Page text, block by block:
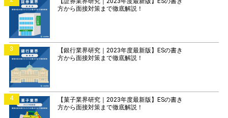
方から面接対策まで徹底解説！
3
【銀行業界研究｜2023年度最新版】ESの書き
方から面接対策まで徹底解説！
4
【菓子業界研究｜2023年度最新版】ESの書き
方から面接対策まで徹底解説！